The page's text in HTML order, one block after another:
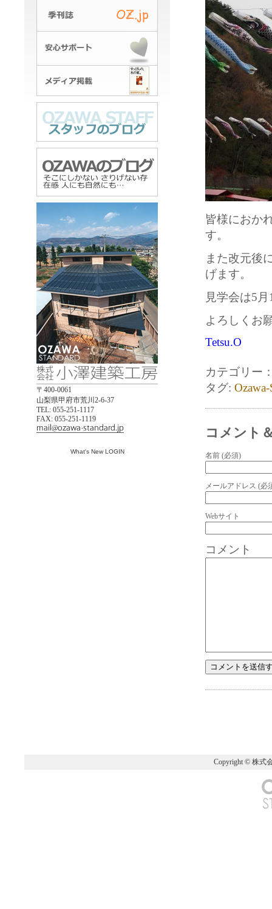
〒400-0061
山梨県甲府市荒川2-6-37
TEL: 055-251-1117
FAX: 055-251-1119
What's New LOGIN-
皆様におか
す。
また改元後
げます。
見学会は5
よろしくお
Tetsu.O
カテゴリー
タグ:
コメント
名前 (必須)
メールアドレス (必
Webサイト
コメント
Copyright © 株式